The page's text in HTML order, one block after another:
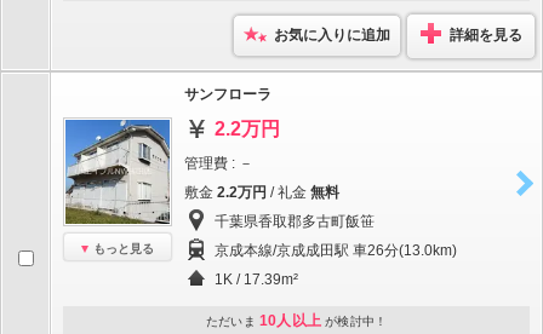
お気に入りに追加 詳細を見る
もっと見る
サンフローラ
2.2万円
管理費 : －
敷金 2.2万円 / 礼金 無料
千葉県香取郡多古町飯笹
京成本線/京成成田駅 車26分(13.0km)
1K / 17.39m²
ただいま 10人以上 が検討中！